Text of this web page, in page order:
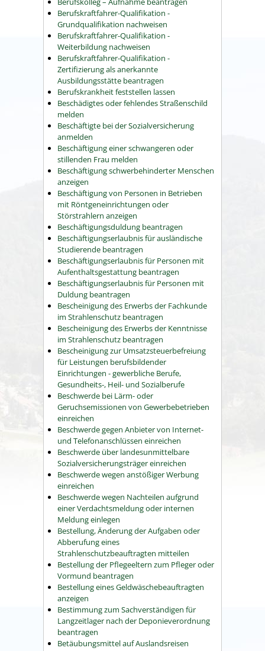
Berufskraftfahrer-Qualifikation -
Grundqualifikation nachweisen
Berufskraftfahrer-Qualifikation -
Weiterbildung nachweisen
Berufskraftfahrer-Qualifikation -
Zertifizierung als anerkannte
Ausbildungsstätte beantragen
Berufskrankheit feststellen lassen
Beschädigtes oder fehlendes Straßenschild
melden
Beschäftigte bei der Sozialversicherung
anmelden
Beschäftigung einer schwangeren oder
stillenden Frau melden
Beschäftigung schwerbehinderter Menschen
anzeigen
Beschäftigung von Personen in Betrieben
mit Röntgeneinrichtungen oder
Störstrahlern anzeigen
Beschäftigungsduldung beantragen
Beschäftigungserlaubnis für ausländische
Studierende beantragen
Beschäftigungserlaubnis für Personen mit
Aufenthaltsgestattung beantragen
Beschäftigungserlaubnis für Personen mit
Duldung beantragen
Bescheinigung des Erwerbs der Fachkunde
im Strahlenschutz beantragen
Bescheinigung des Erwerbs der Kenntnisse
im Strahlenschutz beantragen
Bescheinigung zur Umsatzsteuerbefreiung
für Leistungen berufsbildender
Einrichtungen - gewerbliche Berufe,
Gesundheits-, Heil- und Sozialberufe
Beschwerde bei Lärm- oder
Geruchsemissionen von Gewerbebetrieben
einreichen
Beschwerde gegen Anbieter von Internet-
und Telefonanschlüssen einreichen
Beschwerde über landesunmittelbare
Sozialversicherungsträger einreichen
Beschwerde wegen anstößiger Werbung
einreichen
Beschwerde wegen Nachteilen aufgrund
einer Verdachtsmeldung oder internen
Meldung einlegen
Bestellung, Änderung der Aufgaben oder
Abberufung eines
Strahlenschutzbeauftragten mitteilen
Bestellung der Pflegeeltern zum Pfleger oder
Vormund beantragen
Bestellung eines Geldwäschebeauftragten
anzeigen
Bestimmung zum Sachverständigen für
Langzeitlager nach der Deponieverordnung
beantragen
Betäubungsmittel auf Auslandsreisen